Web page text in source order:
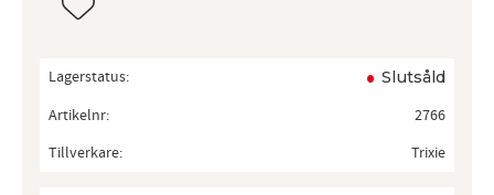
Lagerstatus Slutsåld
Artikelnr
2766
Tillverkare
Trixie